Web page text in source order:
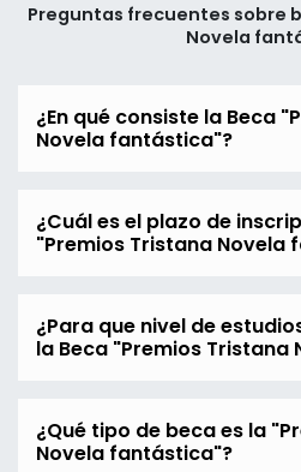
Preguntas frecuentes sobre
Novela
¿En qué consiste la Beca
Novela fantástica"?
¿Cuál es el plazo de
"Premios Tristana Novela
¿Para que nivel de
la Beca "Premios
¿Qué tipo de beca es la
Novela fantástica"?